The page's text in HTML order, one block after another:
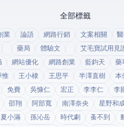
全部標籤
業 論語 網路行銷 文案相關
藥局 體驗文 艾毛寶試用見
網站優化 網路創業 藍鈞天 藥
惟 王小棣 王思平 半澤直樹 本
免費 吳慷仁 宏正 李李仁 李
邵翔 阿部寬 南澤奈央 星野和
夏小滿 孫沁岳 時代劇 蚤不到